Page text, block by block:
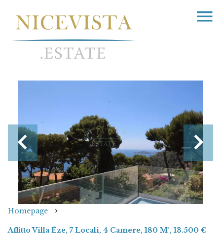
Homepage
Affitto Villa Èze, 7 Locali, 4 Camere, 180 M², 13.500 €